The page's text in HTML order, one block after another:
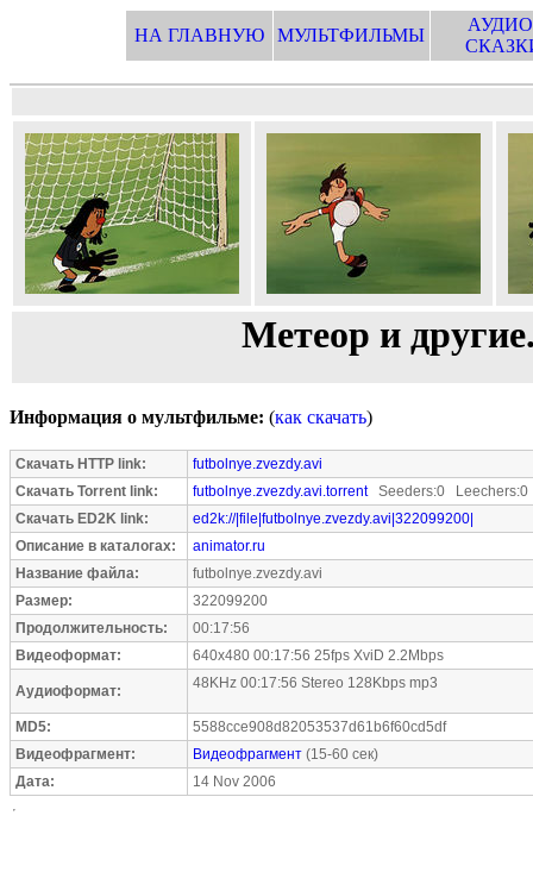
НА ГЛАВНУЮ МУЛЬТФИЛЬМЫ
Метеор и
Информация о мультфильме: (как скачать)
Скачать HTTP link:
futbolnye.zvezdy.avi
Скачать Torrent link:
futbolnye.zvezdy.avi.torrentSeeders:0 Leechers:0
Скачать ED2K link:
ed2k://|file|futbolnye.zvezdy.avi|322099200|
Описание в каталогах:
animator.ru
Название файла:
futbolnye.zvezdy.avi
Размер:
322099200
Продолжительность:
00:17:56
Видеоформат:
640x480 00:17:56 25fps XviD 2.2Mbps
Аудиоформат: 48KHz 00:17:56 Stereo 128Kbps mp3
MD5:
5588cce908d82053537d61b6f60cd5df
Видеофрагмент:
Видеофрагмент (15-60 сек)
Дата:
14 Nov 2006